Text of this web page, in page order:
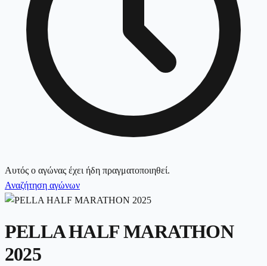
Αυτός ο αγώνας έχει ήδη πραγματοποιηθεί.
Αναζήτηση αγώνων
PELLA HALF MARATHON
2025